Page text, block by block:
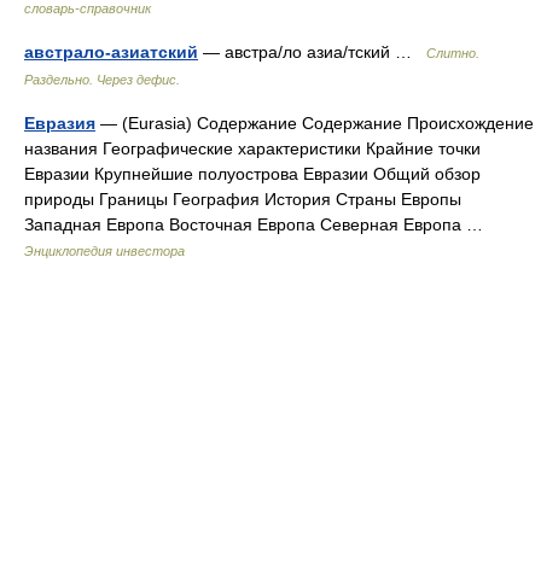
словарь-справочник
австрало-азиатский — австра/ло азиа/тский …
Слитно.
Раздельно. Через дефис.
Евразия — (Eurasia) Содержание Содержание Происхождение
названия Географические характеристики Крайние точки
Евразии Крупнейшие полуострова Евразии Общий обзор
природы Границы География История Страны Европы
Западная Европа Восточная Европа Северная Европа …
Энциклопедия инвестора